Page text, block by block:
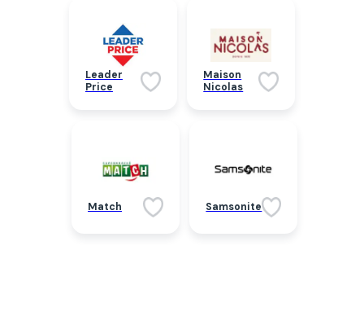
Leader
Price
Maison
Nicolas
Match Samsonite